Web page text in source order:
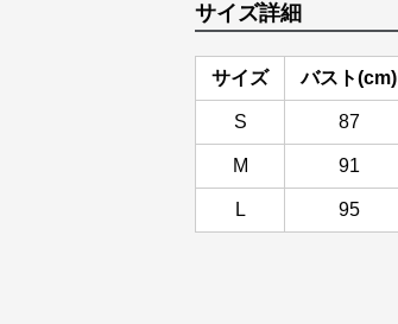
サイズ詳細
サイズ バスト(cm)
S 87
M 91
L 95